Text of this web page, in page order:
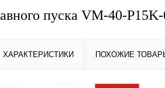
пуска VM-40-
ХАРАКТЕРИСТИКИ ПОХОЖИЕ